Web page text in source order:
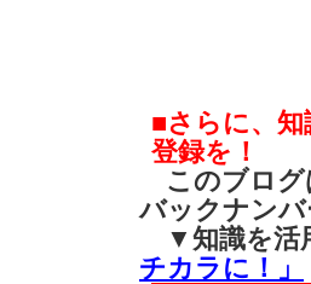
■さらに、
登録を！
このブログ
バックナンバ
▼知識を活
チカラに！」